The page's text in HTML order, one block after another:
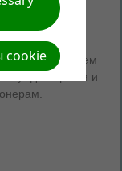
и
в
для
Вместе мы можем
нуждающимся и
cookie